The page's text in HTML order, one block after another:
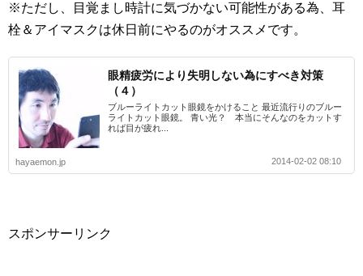
※ただし、目覚まし時計に気づかない可能性がある為、耳
栓＆アイマスクは休日前にやるのがオススメです。
眼精疲労により失明しない為にすべき対策
（４）
ブルーライトカット眼鏡をかけること 最近流行りのブルー
ライトカット眼鏡。 青い光？ 本当にそんなのをカットす
れば目が疲れ...
hayaemon.jp 2014-02-02 08:10
スポンサーリンク